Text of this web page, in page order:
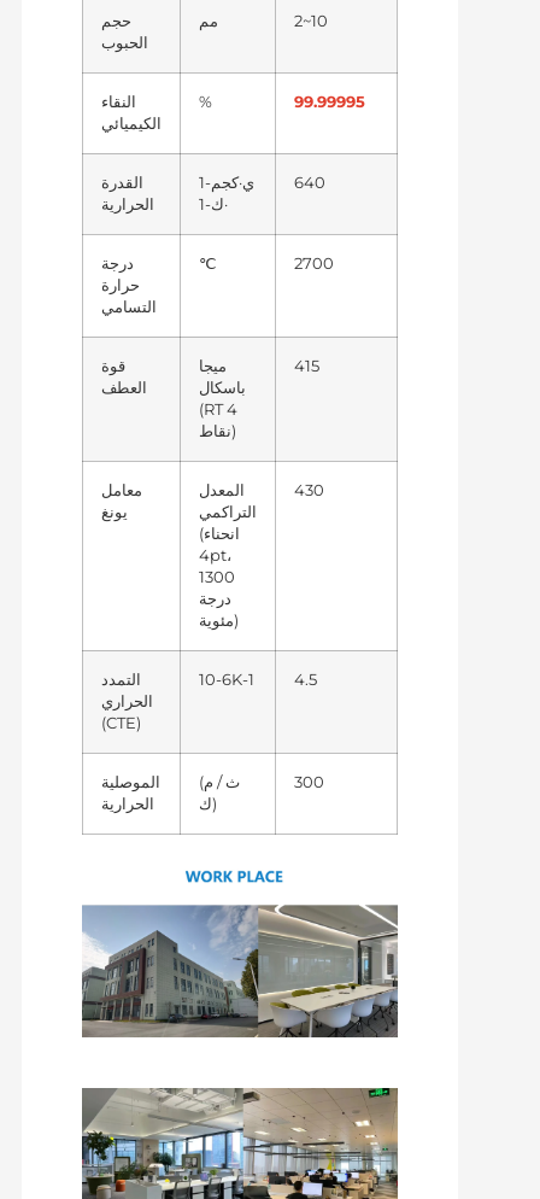
حجم
الحبوب
مم 2~10
النقاء
الكيميائي
% 99.99995
القدرة
الحرارية
ي·كجم-1
·ك-1
640
درجة
حرارة
التسامي
℃ 2700
قوة
العطف
ميجا
باسكال
(RT 4
نقاط)
415
معامل
يونغ
المعدل
التراكمي
(انحناء
4pt،
1300
درجة
مئوية)
430
التمدد
الحراري
(CTE)
10-6K-1 4.5
الموصلية
الحرارية
(ث / م
ك)
300